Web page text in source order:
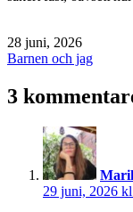
Publicerat
den
28 juni, 2026
Kategoriserat
Barnen och jag
3
29 juni, 2026